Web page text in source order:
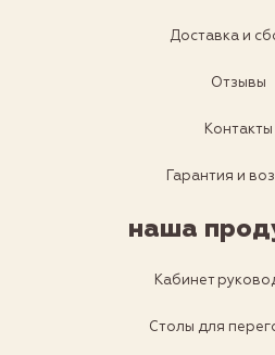
Доставка и
Отзывы
Контакты
Гарантия и
наша
Кабинет
Столы для